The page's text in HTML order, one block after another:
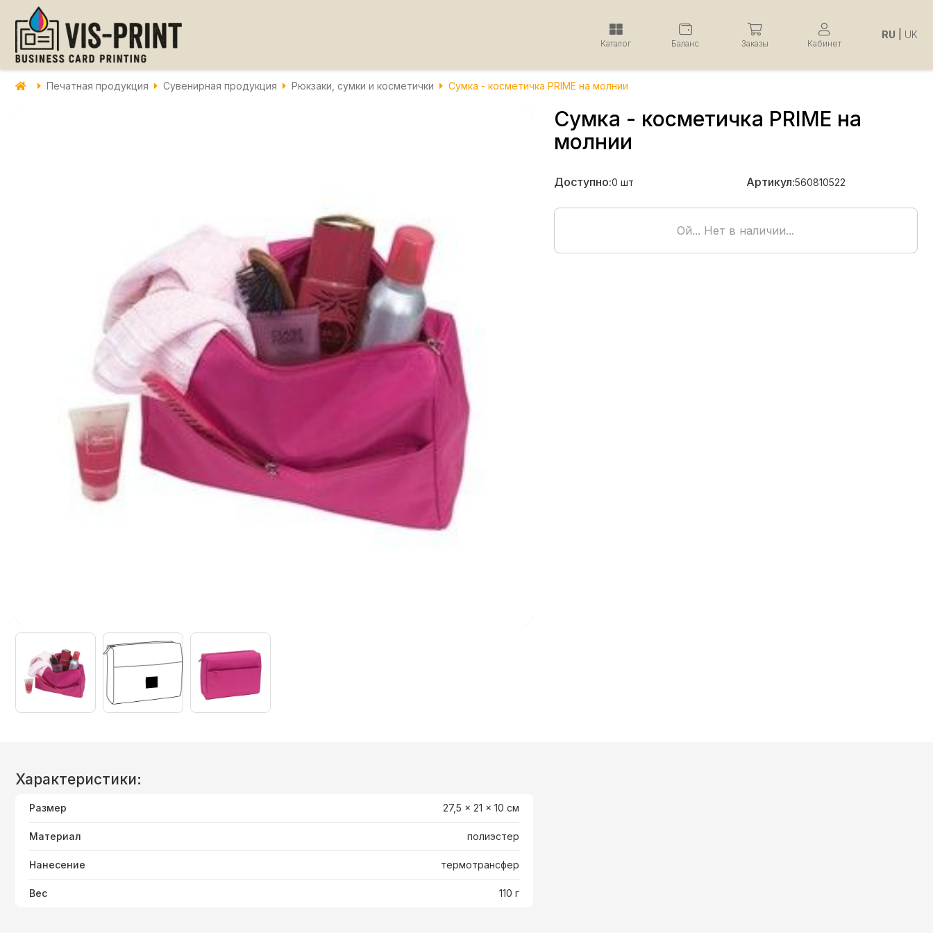
Каталог Баланс Заказы Кабинет
RU UK
Печатная продукция Сувенирная продукция Рюкзаки, сумки и косметички Сумка - косметичка PRIME на молнии
Сумка - косметичка PRIME на
молнии
Доступно:0 шт Артикул:560810522
Ой... Нет в наличии...
Характеристики:
Размер 27,5 x 21 x 10 cм
Материал полиэстер
Нанесение термотрансфер
Вес 110 г